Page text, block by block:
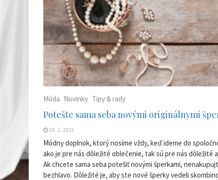
Móda Novinky Tipy & rady
Potešte sama seba novými originálnymi
24. 2. 2021
Módny doplnok, ktorý nosíme vždy, keď ideme do
ako je pre nás dôležité oblečenie, tak sú pre nás dôležité
Ak chcete sama seba potešiť novými šperkami,
bezhlavo. Dôležité je, aby ste nové šperky vedeli